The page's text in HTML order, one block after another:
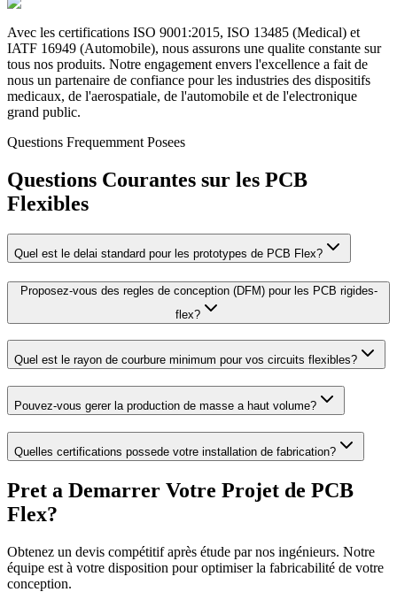
Avec les certifications ISO 9001:2015, ISO 13485 (Medical) et
IATF 16949 (Automobile), nous assurons une qualite constante sur
tous nos produits. Notre engagement envers l'excellence a fait de
nous un partenaire de confiance pour les industries des dispositifs
medicaux, de l'aerospatiale, de l'automobile et de l'electronique
grand public.
Questions Frequemment Posees
Questions Courantes sur les PCB
Flexibles
Quel est le delai standard pour les prototypes de PCB Flex?
Proposez-vous des regles de conception (DFM) pour les PCB rigides-
flex?
Quel est le rayon de courbure minimum pour vos circuits flexibles?
Pouvez-vous gerer la production de masse a haut volume?
Quelles certifications possede votre installation de fabrication?
Pret a Demarrer Votre Projet de PCB
Flex?
Obtenez un devis compétitif après étude par nos ingénieurs. Notre
équipe est à votre disposition pour optimiser la fabricabilité de votre
conception.